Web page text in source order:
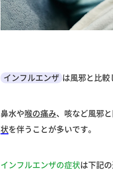
インフルエンザ は風邪と比較
鼻水や喉の痛み、咳など風邪
状を伴うことが多いです。
インフルエンザの症状は下記